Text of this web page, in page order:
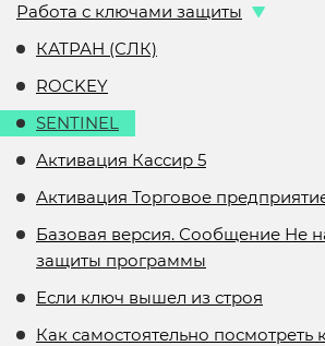
Работа с ключами защиты
КАТРАН (СЛК)
ROCKEY
SENTINEL
Активация Кассир 5
Активация Торговое
Базовая версия. Сообщение Не
защиты программы
Если ключ вышел из строя
Как самостоятельно посмотреть